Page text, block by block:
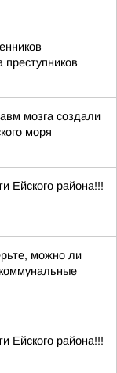
преступников
мозга создали
моря
Ейского района!!!
можно ли
Ейского района!!!